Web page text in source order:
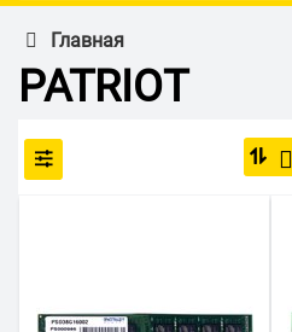
Главная
PATRIOT